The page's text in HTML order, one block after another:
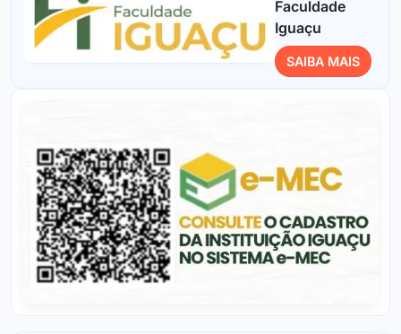
Faculdade
Iguaçu
SAIBA MAIS